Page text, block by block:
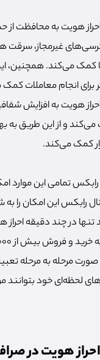
هویت به محافظت
غیرمجاز،
کمک می‌کند. همچنین،
برای انجام معاملات
هویت به افزایش
و از این طریق به
کمک می‌کند.
تمامی این موارد
رابکس این امکان را
تنها در چند دقیقه
صورت مرحله به مرحله
لحظه‌ای خود بتوانند
هویت در